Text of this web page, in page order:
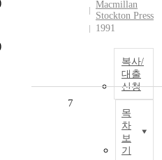
Macmillan
Stockton Press
1991
복사/
대출
신청
목
차
보
기
7